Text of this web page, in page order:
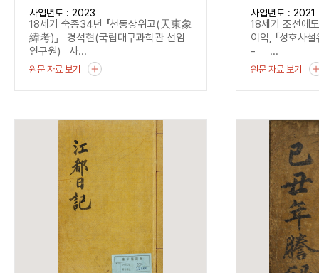
사업년도 : 2023
18세기 숙종34년 『천동상위고(天東象
緯考)』 경석현(국립대구과학관 선임
연구원) 사...
원문 자료 보기
(星湖僿
사업년도 : 2021
18세기 조선에
이익, 『성호사
- ...
원문 자료 보기